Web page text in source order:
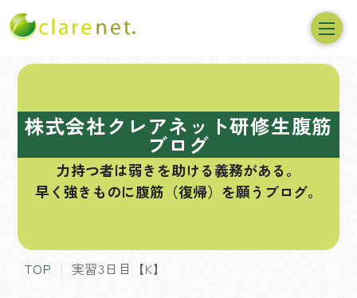
株式会社クレアネット研修生腹筋
ブログ
力持つ者は弱きを助ける義務がある。
早く強きものに腹筋（復帰）を願うブログ。
TOP 実習3日目【K】